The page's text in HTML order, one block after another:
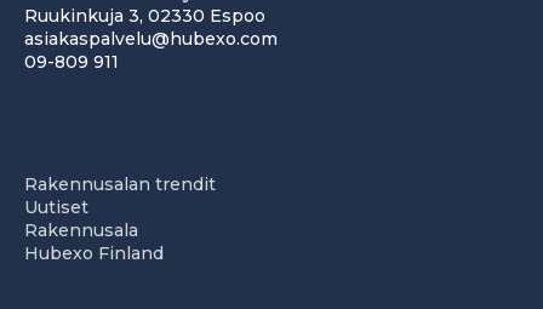
Ruukinkuja 3, 02330 Espoo
asiakaspalvelu@hubexo.com
09-809 911
Rakennusalan trendit
Uutiset
Rakennusala
Hubexo Finland